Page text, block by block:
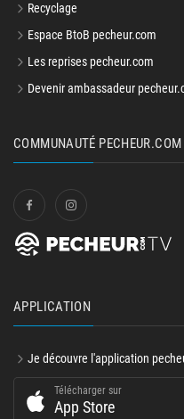
Recyclage
Espace BtoB pecheur.com
Les reprises pecheur.com
Devenir ambassadeur
COMMUNAUTÉ PECHEUR.COM
APPLICATION
Je découvre l'application
Télécharger sur
App Store